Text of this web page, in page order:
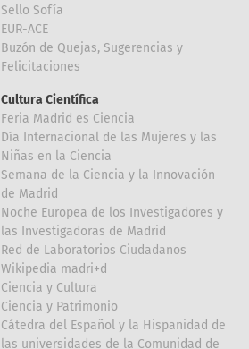
Sello Sofía
EUR-ACE
Buzón de Quejas, Sugerencias y
Felicitaciones
Cultura Científica
Feria Madrid es Ciencia
Día Internacional de las Mujeres y las
Niñas en la Ciencia
Semana de la Ciencia y la Innovación
de Madrid
Noche Europea de los Investigadores y
las Investigadoras de Madrid
Red de Laboratorios Ciudadanos
Wikipedia madri+d
Ciencia y Cultura
Ciencia y Patrimonio
Cátedra del Español y la Hispanidad de
las universidades de la Comunidad de